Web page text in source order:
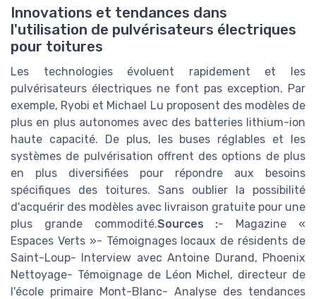
Innovations et tendances dans
l'utilisation de pulvérisateurs électriques
pour toitures
Les technologies évoluent rapidement et les
pulvérisateurs électriques ne font pas exception. Par
exemple, Ryobi et Michael Lu proposent des modèles de
plus en plus autonomes avec des batteries lithium-ion
haute capacité. De plus, les buses réglables et les
systèmes de pulvérisation offrent des options de plus
en plus diversifiées pour répondre aux besoins
spécifiques des toitures. Sans oublier la possibilité
d'acquérir des modèles avec livraison gratuite pour une
plus grande commodité.Sources :- Magazine «
Espaces Verts »- Témoignages locaux de résidents de
Saint-Loup- Interview avec Antoine Durand, Phoenix
Nettoyage- Témoignage de Léon Michel, directeur de
l'école primaire Mont-Blanc- Analyse des tendances